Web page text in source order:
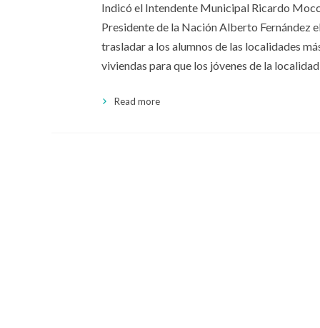
Indicó el Intendente Municipal Ricardo
Presidente de la Nación Alberto Fernández
trasladar a los alumnos de las localidades
viviendas para que los jóvenes de la localidad
Read more